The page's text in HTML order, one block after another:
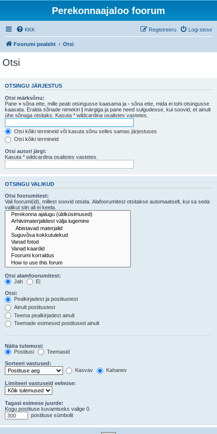
Perekonnaajaloo foorum
KKK Logi sisse
Registreeru
Foorumi pealeht Otsi
Otsi
OTSINGU JÄRJESTUS
Otsi märksõnu:
Pane + sõna ette, mille peab otsingusse kaasama ja - sõna ette, mida ei tohi otsingusse
kaasata. Eralda sõnade nimekiri | märgiga ja pane need sulgudesse, kui soovid, et ainult
ühe sõnaga otsitaks. Kasuta * wildcardina osalistes vastetes.
Otsi kõiki termineid või kasuta sõnu selles samas järjestuses
Otsi kõiki termineid
Otsi autori järgi:
Kasuta * wildcardina osalistes vastetes.
OTSINGU VALIKUD
Otsi foorumitest:
Vali foorumi(id), millest soovid otsida. Alafoorumitest otsitakse automaatselt, kui sa seda
valikut siin all ei keela.
Otsi alamfoorumitest:
Jah
Ei
Otsi:
Pealkirjadest ja postitustest
Ainult postitustest
Teema pealkirjadest ainult
Teemade esimesed postitused ainult
Näita tulemusi:
Postitusi
Teemasid
Sorteeri vastused:
Kasvav
Kahanev
Limiteeri vastuseid eelmise:
Tagasi esimese juurde:
Kogu postituse kuvamiseks valige 0.
postituse sümbolit